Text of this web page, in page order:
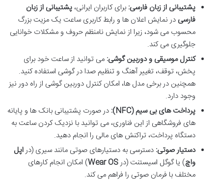
پشتیبانی از زبان فارسی: برای کاربران ایرانی، پشتیبانی از زبان
فارسی در نمایش اعلان ها و رابط کاربری ساعت یک مزیت بزرگ
محسوب می شود، زیرا از نمایش نامنظم حروف و مشکلات خوانایی
جلوگیری می کند.
کنترل موسیقی و دوربین گوشی: می توانید از ساعت خود برای
پخش، توقف، تغییر آهنگ و تنظیم صدا در گوشی استفاده کنید.
همچنین در برخی مدل ها، امکان کنترل دوربین گوشی از راه دور نیز
وجود دارد.
پرداخت های بی سیم (NFC):
در صورت پشتیبانی بانک ها و پایانه
های فروشگاهی از این فناوری، می توانید با نزدیک کردن ساعت به
دستگاه پرداخت، تراکنش های مالی را انجام دهید.
دستیار صوتی: دسترسی به دستیارهای صوتی مانند سیری (دراپل
واچ) یا گوگل اسیستنت (درWear OS) امکان انجام کارهای
مختلف با فرمان صوتی را فراهم می کند.